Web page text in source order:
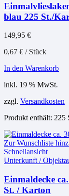
blau 225 St./
149,95 €
0,67 € / Stück
In den Warenkorb
inkl. 19 % MwSt.
zzgl. Versandkosten
Produkt enthält: 225
Zur Wunschliste
Schnellansicht
Unterkunft /
Einmaldecke
St. / Karton